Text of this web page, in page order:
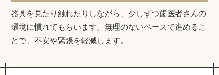
器具を見たり触れたりしながら、少しずつ歯医者さんの
環境に慣れてもらいます。無理のないペースで進めるこ
とで、不安や緊張を軽減します。